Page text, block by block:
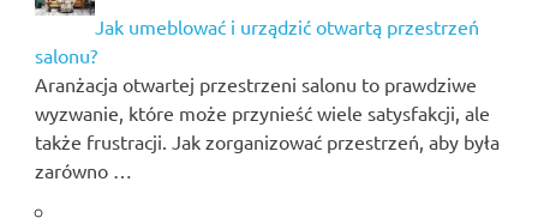
Jak umeblować i urządzić otwartą przestrzeń
salonu?
Aranżacja otwartej przestrzeni salonu to prawdziwe
wyzwanie, które może przynieść wiele satysfakcji, ale
także frustracji. Jak zorganizować przestrzeń, aby była
zarówno …